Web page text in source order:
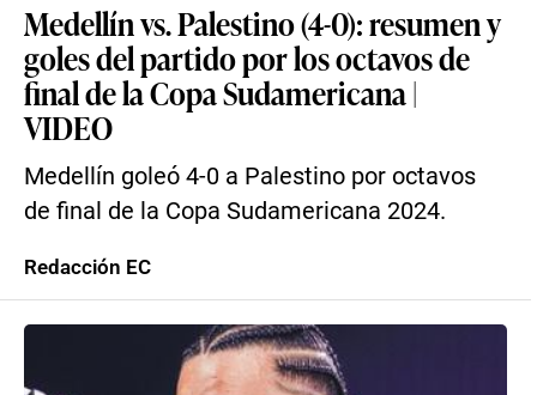
Medellín vs. Palestino (4-0): resumen y
goles del partido por los octavos de
final de la Copa Sudamericana |
VIDEO
Medellín goleó 4-0 a Palestino por octavos
de final de la Copa Sudamericana 2024.
Redacción EC